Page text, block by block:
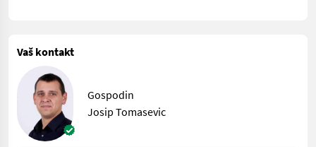
Vaš kontakt
Gospodin
Josip Tomasevic